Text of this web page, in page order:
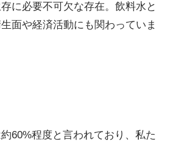
に必要不可欠な存在。飲料水と
面や経済活動にも関わっていま
60%程度と言われており、私た